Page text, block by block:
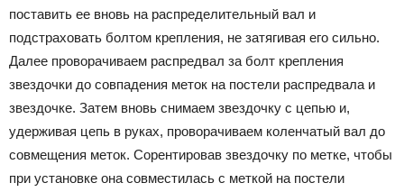
поставить ее вновь на распределительный вал и
подстраховать болтом крепления, не затягивая его сильно.
Далее проворачиваем распредвал за болт крепления
звездочки до совпадения меток на постели распредвала и
звездочке. Затем вновь снимаем звездочку с цепью и,
удерживая цепь в руках, проворачиваем коленчатый вал до
совмещения меток. Сорентировав звездочку по метке, чтобы
при установке она совместилась с меткой на постели